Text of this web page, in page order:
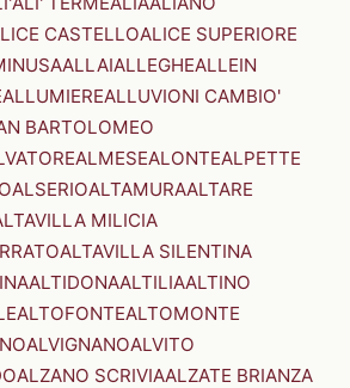
CASTELLOALICE SUPERIORE
ALLAIALLEGHEALLEIN
ALLUMIEREALLUVIONI CAMBIO'
BARTOLOMEO
ALMESEALONTEALPETTE
ALSERIOALTAMURAALTARE
MILICIA
ALTAVILLA SILENTINA
ALTIDONAALTILIAALTINO
ALTOFONTEALTOMONTE
ALVIGNANOALVITO
ALZANO SCRIVIAALZATE BRIANZA